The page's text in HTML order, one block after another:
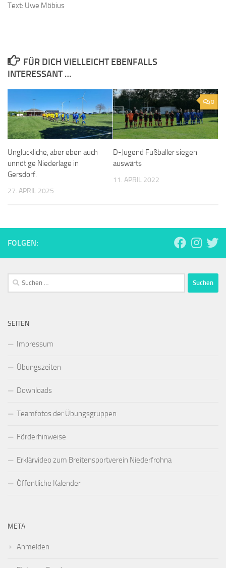
Text: Uwe Möbius
FÜR DICH VIELLEICHT EBENFALLS
INTERESSANT …
Unglückliche, aber eben auch
unnötige Niederlage in
Gersdorf.
27. APRIL 2025
0
D-Jugend Fußballer siegen
auswärts
11. APRIL 2022
FOLGEN:
Suchen
nach:
SEITEN
Impressum
Übungszeiten
Downloads
Teamfotos der Übungsgruppen
Förderhinweise
Erklärvideo zum Breitensportverein Niederfrohna
Öffentliche Kalender
META
Anmelden